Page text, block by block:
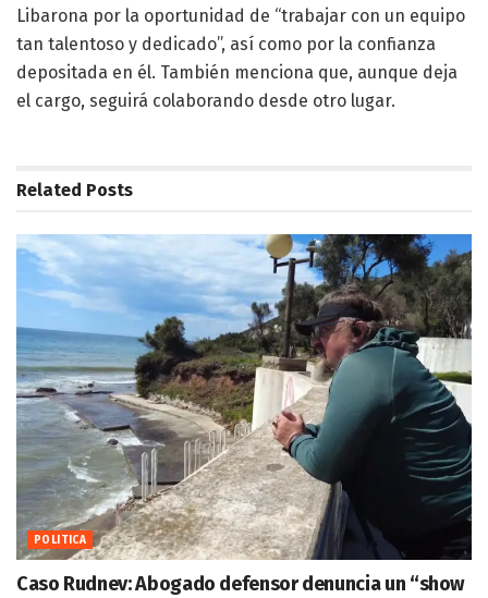
Libarona por la oportunidad de “trabajar con un equipo
tan talentoso y dedicado”, así como por la confianza
depositada en él. También menciona que, aunque deja
el cargo, seguirá colaborando desde otro lugar.
Related Posts
POLITICA
Caso Rudnev: Abogado defensor denuncia un “show